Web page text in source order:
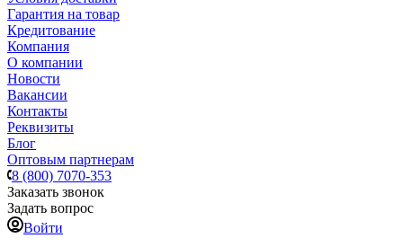
Гарантия на товар
Кредитование
Компания
О компании
Новости
Вакансии
Контакты
Реквизиты
Блог
Оптовым партнерам
8 (800) 7070-353
Заказать звонок
Задать вопрос
Войти